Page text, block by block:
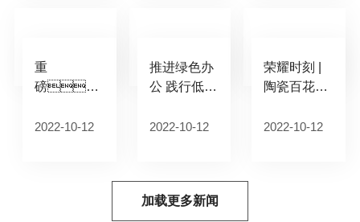
重
磅！
传媒瓷砖参
2022-10-12
推进绿色办
公 践行低碳
季网站传媒
2022-10-12
荣耀时刻 |
陶瓷百花奖
花季网站传
2022-10-12
加载更多新闻